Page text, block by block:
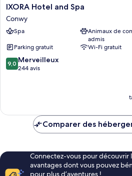
IXORA
Hotel
and
Spa
IXORA Hotel and Spa
Conwy
Spa
Animaux de
admis
Parking gratuit
Wi-Fi gratuit
9.0
sur
9,0 Merveilleux
244 avis
Comparer des
Connectez-vous pour découvrir
avantages dont vous pouvez
pour plus d’aventures !